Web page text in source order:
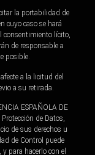
la portabilidad de
cuyo caso se hará
consentimiento lícito,
de responsable a
posible.
a la licitud del
a su retirada.
ESPAÑOLA DE
de Datos,
de sus derechos u
de Control puede
y para hacerlo con el